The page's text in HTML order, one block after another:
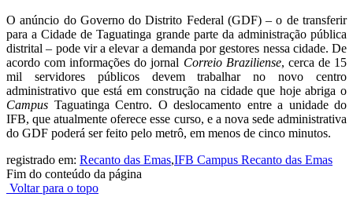
O anúncio do Governo do Distrito Federal (GDF) – o de transferir
para a Cidade de Taguatinga grande parte da administração pública
distrital – pode vir a elevar a demanda por gestores nessa cidade. De
acordo com informações do jornal Correio Braziliense, cerca de 15
mil servidores públicos devem trabalhar no novo centro
administrativo que está em construção na cidade que hoje abriga o
Campus Taguatinga Centro. O deslocamento entre a unidade do
IFB, que atualmente oferece esse curso, e a nova sede administrativa
do GDF poderá ser feito pelo metrô, em menos de cinco minutos.
registrado em: Recanto das Emas,IFB Campus Recanto das Emas
Fim do conteúdo da página
Voltar para o topo